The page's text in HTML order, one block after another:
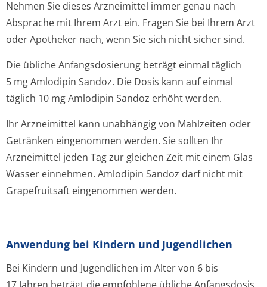
Nehmen Sie dieses Arzneimittel immer genau nach
Absprache mit Ihrem Arzt ein. Fragen Sie bei Ihrem Arzt
oder Apotheker nach, wenn Sie sich nicht sicher sind.
Die übliche Anfangsdosierung beträgt einmal täglich
5 mg Amlodipin Sandoz. Die Dosis kann auf einmal
täglich 10 mg Amlodipin Sandoz erhöht werden.
Ihr Arzneimittel kann unabhängig von Mahlzeiten oder
Getränken eingenommen werden. Sie sollten Ihr
Arzneimittel jeden Tag zur gleichen Zeit mit einem Glas
Wasser einnehmen. Amlodipin Sandoz darf nicht mit
Grapefruitsaft eingenommen werden.
Anwendung bei Kindern und Jugendlichen
Bei Kindern und Jugendlichen im Alter von 6 bis